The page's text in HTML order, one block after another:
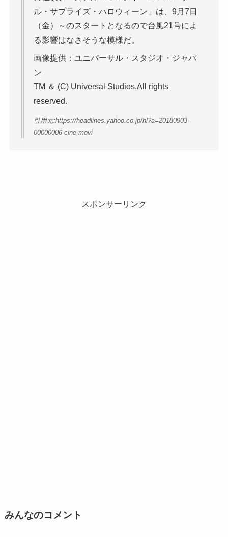
ル・サプライズ・ハロウィーン」は、9月7日
（金）～のスタートとなるので台風21号によ
る影響はなさそうな模様だ。
画像提供：ユニバーサル・スタジオ・ジャパ
ン
TM ＆ (C) Universal Studios.All rights
reserved.
引用元:https://headlines.yahoo.co.jp/hl?a=20180903-
00000006-cine-movi
スポンサーリンク
みんなのコメント